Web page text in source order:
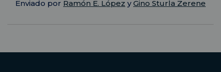
Enviado por Ramón E. López yGino Sturla Zerene